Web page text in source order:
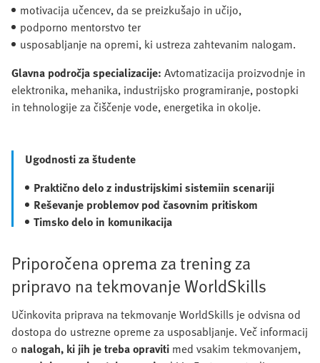
motivacija učencev, da se preizkušajo in učijo,
podporno mentorstvo ter
usposabljanje na opremi, ki ustreza zahtevanim nalogam.
Glavna področja specializacije: Avtomatizacija proizvodnje in
elektronika, mehanika, industrijsko programiranje, postopki
in tehnologije za čiščenje vode, energetika in okolje.
Ugodnosti za študente
Praktično delo z industrijskimi sistemiin scenariji
Reševanje problemov pod časovnim pritiskom
Timsko delo in komunikacija
Priporočena oprema za trening za
pripravo na tekmovanje WorldSkills
Učinkovita priprava na tekmovanje WorldSkills je odvisna od
dostopa do ustrezne opreme za usposabljanje. Več informacij
o nalogah, ki jih je treba opraviti med vsakim tekmovanjem,